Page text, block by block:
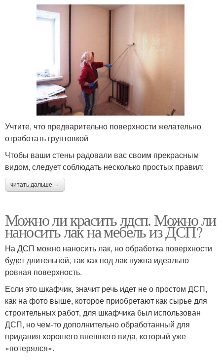
Учтите, что предварительно поверхности желательно
отработать грунтовкой
Чтобы ваши стены радовали вас своим прекрасным
видом, следует соблюдать несколько простых правил:
читать дальше →
Можно ли красить лдсп. Можно ли
наносить лак на мебель из ДСП?
На ДСП можно наносить лак, но обработка поверхности
будет длительной, так как под лак нужна идеально
ровная поверхность.
Если это шкафчик, значит речь идет не о простом ДСП,
как на фото выше, которое приобретают как сырье для
строительных работ, для шкафчика был использован
ДСП, но чем-то дополнительно обработанный для
придания хорошего внешнего вида, который уже
«потерялся».